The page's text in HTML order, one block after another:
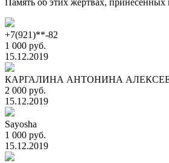
Память об этих жертвах,
+7(921)**-82
1 000 руб.
15.12.2019
КАРГАЛИНА АНТОНИНА
2 000 руб.
15.12.2019
Sayosha
1 000 руб.
15.12.2019